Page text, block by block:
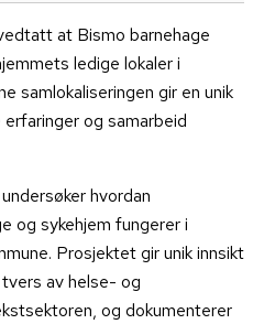
at Bismo barnehage
ledige lokaler i
samlokaliseringen gir en unik
og samarbeid
hvordan
og sykehjem fungerer i
Prosjektet gir unik innsikt
av helse- og
og dokumenterer